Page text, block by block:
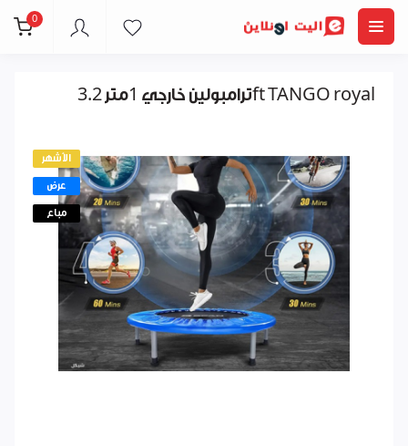
0
ترامبولين خارجي 1متر 3.2ft TANGO royal
الأشهر
عرض
مباع